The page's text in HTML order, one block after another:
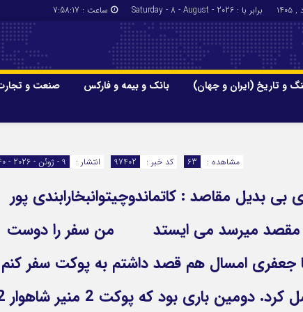
برابر با : Saturday - 8 - August - 2026 ساعت : 7:58:17
و تاریخ (ایران و جهان) بانک و بیمه و فارکس صنعت و
گزارش‌های خبری میراث فرهنگی
بانک و
ارزدیجیتال
انتشار :
9 - ژوئن - 2026 - 19:40 کد خبر : 97402 مشاهده : 63
بدیل مقاصد : کاتماندوچیتوانبخارابندی پور
سفر هر کس به مقصد میرسد می ایستد من سفر را دوست
امسال هم قصد داشتم به پوکت سفر
دوستم یک هفته به موعد، سفر